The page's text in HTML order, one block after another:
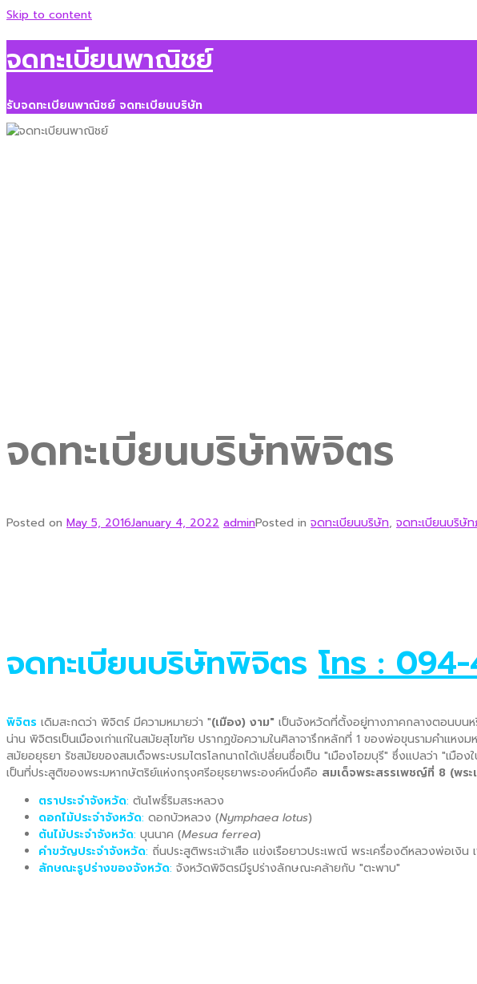
Skip to content
จดทะเบียนพาณิชย์
รับจดทะเบียนพาณิชย์ จดทะเบียนบริษัท
จดทะเบียนบริษัทพิจิตร
Posted on May 5, 2016January 4, 2022 adminPosted in จดทะเบียนบริษัท, จดทะเบียนบริษั
จดทะเบียนบริษัทพิจิตร โทร :
พิจิตร เดิมสะกดว่า พิจิตร์ มีความหมายว่า "(เมือง) งาม" เป็นจังหวัดที่ตั้งอยู่ทางภาคกลางตอนบน
น่าน พิจิตรเป็นเมืองเก่าแก่ในสมัยสุโขทัย ปรากฏข้อความในศิลาจารึกหลักที่ 1 ของพ่อขุนรามคำแหงม
สมัยอยุธยา รัชสมัยของสมเด็จพระบรมไตรโลกนาถได้เปลี่ยนชื่อเป็น "เมืองโอฆบุรี" ซึ่งแปลว่า "เมื
เป็นที่ประสูติของพระมหากษัตริย์แห่งกรุงศรีอยุธยาพระองค์หนึ่งคือ สมเด็จพระสรรเพชญ์ที่ 8 (พระ
ตราประจำจังหวัด: ต้นโพธิ์ริมสระหลวง
ดอกไม้ประจำจังหวัด: ดอกบัวหลวง (Nymphaea lotus)
ต้นไม้ประจำจังหวัด: บุนนาค (Mesua ferrea)
คำขวัญประจำจังหวัด: ถิ่นประสูติพระเจ้าเสือ แข่งเรือยาวประเพณี พระเครื่องดีหลวงพ่อเ
ลักษณะรูปร่างของจังหวัด: จังหวัดพิจิตรมีรูปร่างลักษณะคล้ายกับ "ตะพาบ"